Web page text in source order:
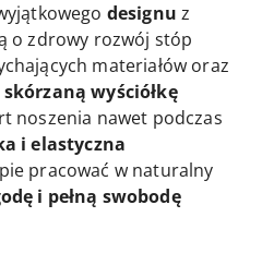
designu z
o zdrowy rozwój stóp
materiałów oraz
skórzaną wyściółkę
noszenia nawet podczas
i elastyczna
pracować w naturalny
i pełną swobodę